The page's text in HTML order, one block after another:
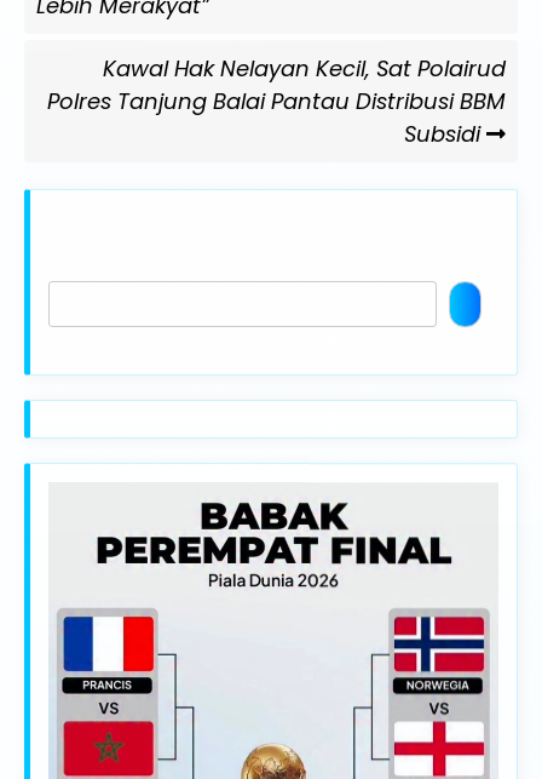
Post
Kawal Hak Nelayan Kecil, Sat Polairud
Polres Tanjung Balai Pantau Distribusi BBM
Subsidi